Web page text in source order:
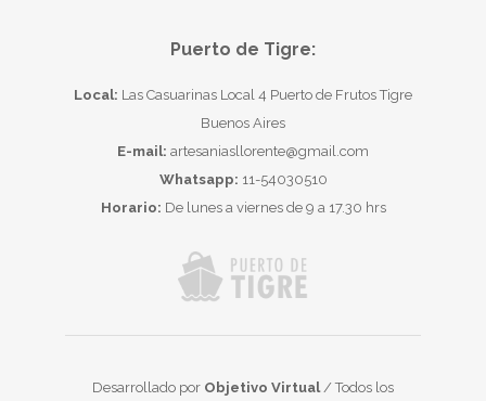
Puerto de Tigre:
Local: Las Casuarinas Local 4 Puerto de Frutos Tigre
Buenos Aires
E-mail: artesaniasllorente@gmail.com
Whatsapp: 11-54030510
Horario: De lunes a viernes de 9 a 17.30 hrs
Desarrollado por Objetivo Virtual/ Todos los